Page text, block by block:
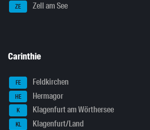
ZE Zell am See
Carinthie
FE Feldkirchen
HE Hermagor
K Klagenfurt am Wörthersee
KL Klagenfurt/Land